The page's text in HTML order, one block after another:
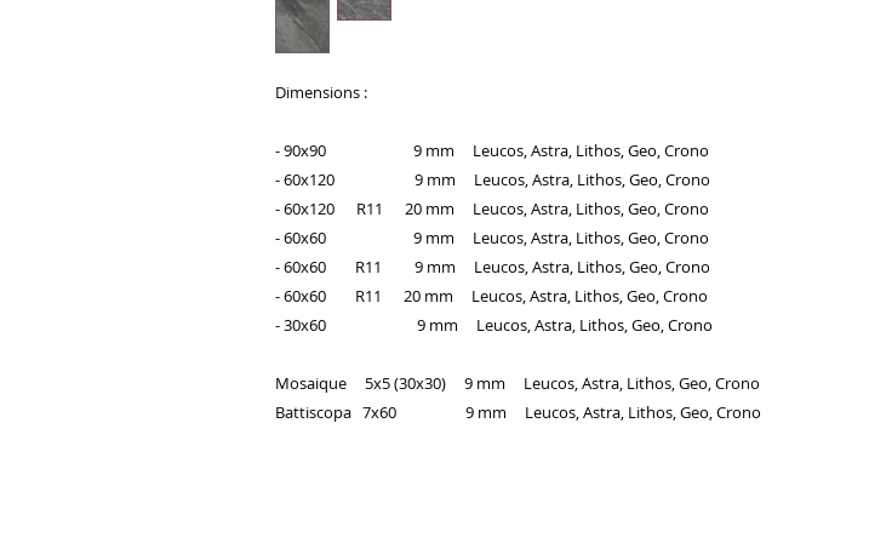
Dimensions :
- 90x90 9 mm Leucos, Astra, Lithos, Geo, Crono
- 60x120 9 mm Leucos, Astra, Lithos, Geo, Crono
- 60x120 R11 20 mm Leucos, Astra, Lithos, Geo, Crono
- 60x60 9 mm Leucos, Astra, Lithos, Geo, Crono
- 60x60 R11 9 mm Leucos, Astra, Lithos, Geo, Crono
- 60x60 R11 20 mm Leucos, Astra, Lithos, Geo, Crono
- 30x60 9 mm Leucos, Astra, Lithos, Geo, Crono
Mosaique 5x5 (30x30) 9 mm Leucos, Astra, Lithos, Geo, Crono
Battiscopa 7x60 9 mm Leucos, Astra, Lithos, Geo, Crono